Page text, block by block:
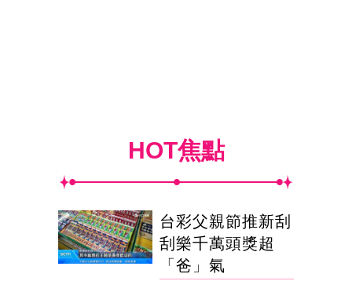
HOT焦點
台彩父親節推新刮
刮樂千萬頭獎超
「爸」氣